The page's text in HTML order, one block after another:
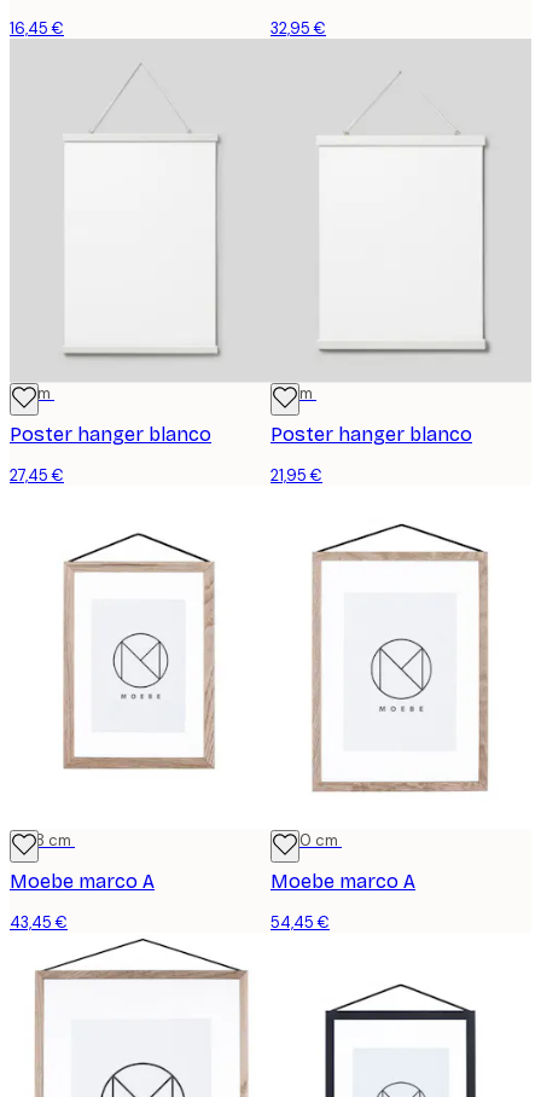
16,45 € 32,95 €
51 cm
Poster hanger blanco
27,45 €
41 cm
Poster hanger blanco
21,95 €
13x18 cm
Moebe marco A
43,45 €
21x30 cm
Moebe marco A
54,45 €